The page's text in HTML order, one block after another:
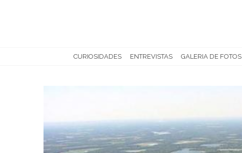
CURIOSIDADES ENTREVISTAS GALERIA DE FOTOS